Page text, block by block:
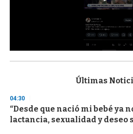
s
d
s
o
f
Últimas
04:30
“Desde que nació mi bebé ya
lactancia, sexualidad y deseo